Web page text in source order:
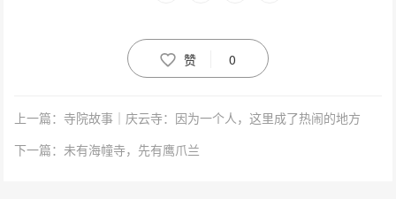
赞 0
上一篇：寺院故事｜庆云寺：因为一个人，这里成了热闹的地方
下一篇：未有海幢寺，先有鹰爪兰